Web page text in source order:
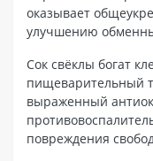
оказывает
улучшению
Сок свёклы богат
пищеварительный
выраженный
повреждения